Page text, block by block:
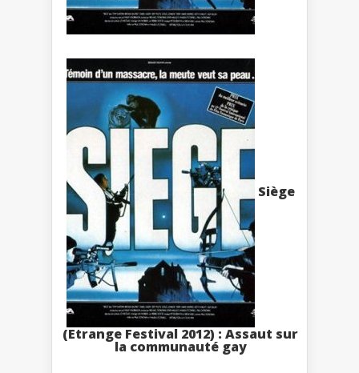
Siège
(Etrange Festival 2012) : Assaut sur
la communauté gay